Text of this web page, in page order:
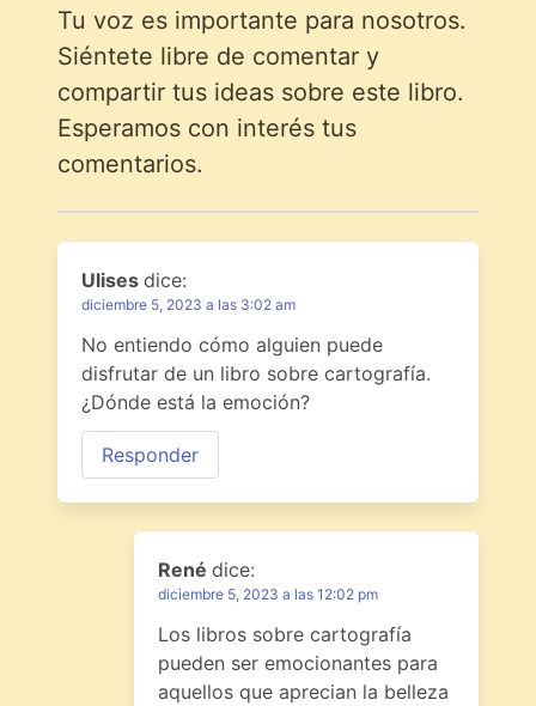
Tu voz es importante para nosotros.
Siéntete libre de comentar y
compartir tus ideas sobre este libro.
Esperamos con interés tus
comentarios.
Ulises dice:
diciembre 5, 2023 a las 3:02 am
No entiendo cómo alguien puede
disfrutar de un libro sobre cartografía.
¿Dónde está la emoción?
Responder
René dice:
diciembre 5, 2023 a las 12:02 pm
Los libros sobre cartografía
pueden ser emocionantes para
aquellos que aprecian la belleza